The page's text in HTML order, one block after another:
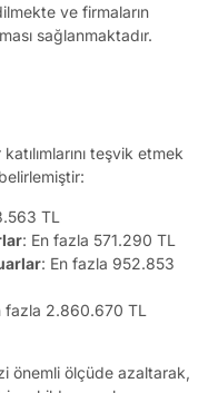
ve firmaların
sağlanmaktadır.
teşvik etmek
TL
: En fazla 571.290 TL
: En fazla 952.853
fazla 2.860.670 TL
önemli ölçüde azaltarak,